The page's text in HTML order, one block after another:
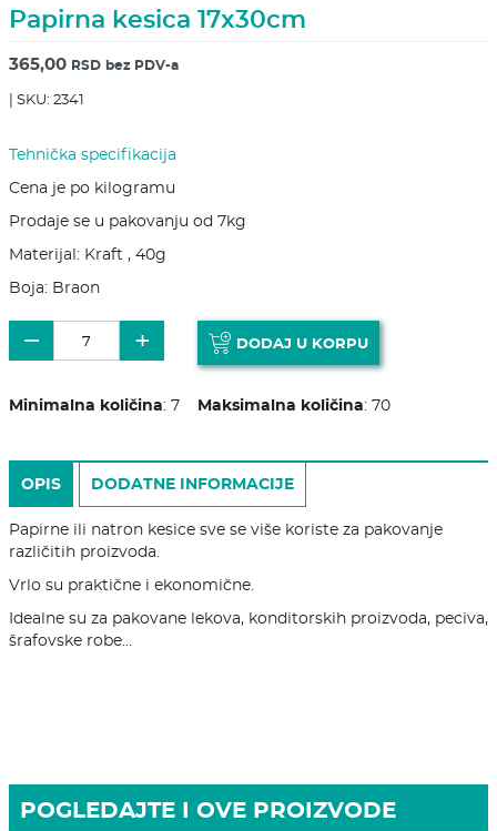
Papirna kesica 17x30cm
365,00 RSD bez PDV-a
| SKU: 2341
Tehnička specifikacija
Cena je po kilogramu
Prodaje se u pakovanju od 7kg
Materijal: Kraft , 40g
Boja: Braon
−
Papirna kesica 17x30cm količina
+ DODAJ U KORPU
Minimalna količina: 7 Maksimalna količina: 70
OPIS DODATNE INFORMACIJE
Papirne ili natron kesice sve se više koriste za pakovanje
različitih proizvoda.
Vrlo su praktične i ekonomične.
Idealne su za pakovane lekova, konditorskih proizvoda, peciva,
šrafovske robe…
POGLEDAJTE I OVE PROIZVODE